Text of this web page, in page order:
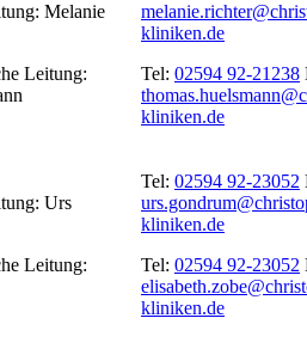
Melanie
Leitung:
kliniken.de
Tel: 02594 92-21238
kliniken.de
Urs
Leitung:
Tel: 02594 92-23052
kliniken.de
Tel: 02594 92-23052
kliniken.de